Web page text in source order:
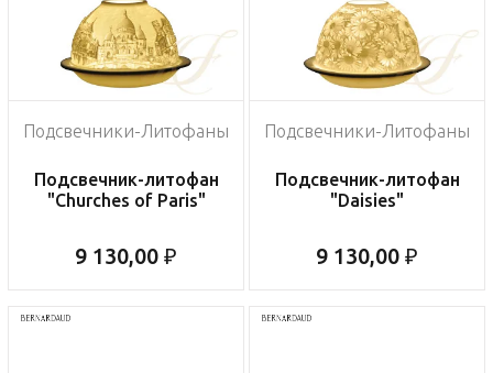
Подсвечники-Литофаны
Подсвечник-литофан
"Churches of Paris"
9 130,00 ₽
Подсвечники-Литофаны
Подсвечник-литофан
"Daisies"
9 130,00 ₽